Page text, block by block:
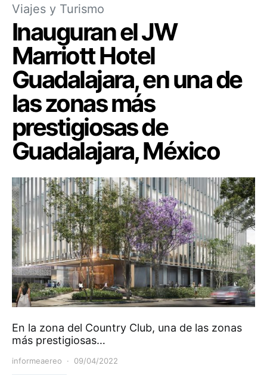
Viajes y Turismo
Inauguran el JW
Marriott Hotel
Guadalajara, en una de
las zonas más
prestigiosas de
Guadalajara, México
En la zona del Country Club, una de las zonas
más prestigiosas…
informeaereo 09/04/2022